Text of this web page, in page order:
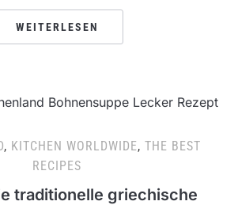
WEITERLESEN
, KITCHEN WORLDWIDE, THE BEST
RECIPES
traditionelle griechische